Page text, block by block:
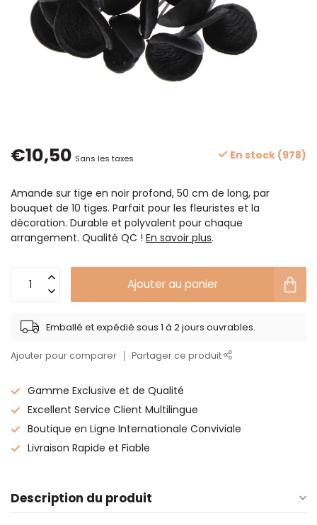
€10,50 Sans les taxes En stock (978)
Amande sur tige en noir profond, 50 cm de long, par
bouquet de 10 tiges. Parfait pour les fleuristes et la
décoration. Durable et polyvalent pour chaque
arrangement. Qualité QC ! En savoir plus.
Ajouter au panier
Emballé et expédié sous 1 à 2 jours ouvrables.
Ajouter pour comparer Partager ce produit
Gamme Exclusive et de Qualité
Excellent Service Client Multilingue
Boutique en Ligne Internationale Conviviale
Livraison Rapide et Fiable
Description du produit